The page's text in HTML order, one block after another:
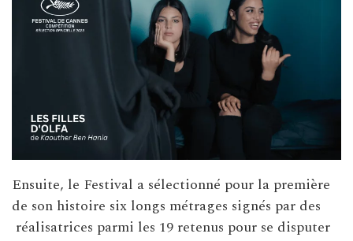
Ensuite, le Festival a sélectionné pour la première
de son histoire six longs métrages signés par des
réalisatrices parmi les 19 retenus pour se disputer